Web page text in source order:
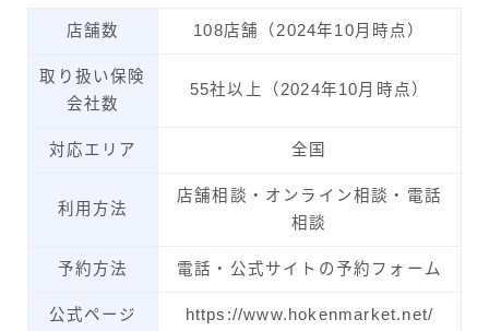
店舗数 108店舗（2024年10月時点）
取り扱い保険
会社数
55社以上（2024年10月時点）
対応エリア 全国
利用方法
店舗相談・オンライン相談・電話
相談
予約方法 電話・公式サイトの予約フォーム
公式ページ https://www.hokenmarket.net/